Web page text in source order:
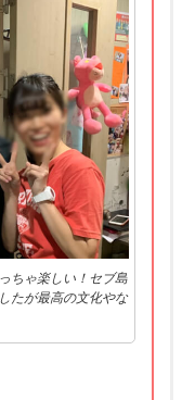
ちゃ楽しい！セブ島
たが最高の文化やな